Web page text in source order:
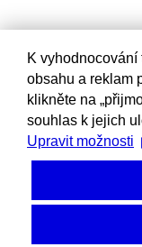
K
obsahu a reklam
klikněte na
souhlas k jejich
Upravit možnosti